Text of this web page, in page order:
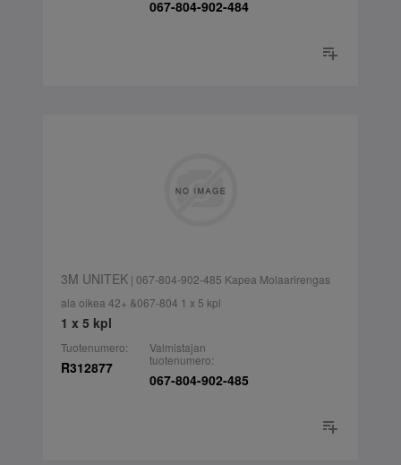
067-804-902-484
3M UNITEK| 067-804-902-485 Kapea Molaarirengas
ala oikea 42+ &067-804 1 x 5 kpl
1 x 5 kpl
Tuotenumero:
R312877
Valmistajan
tuotenumero:
067-804-902-485